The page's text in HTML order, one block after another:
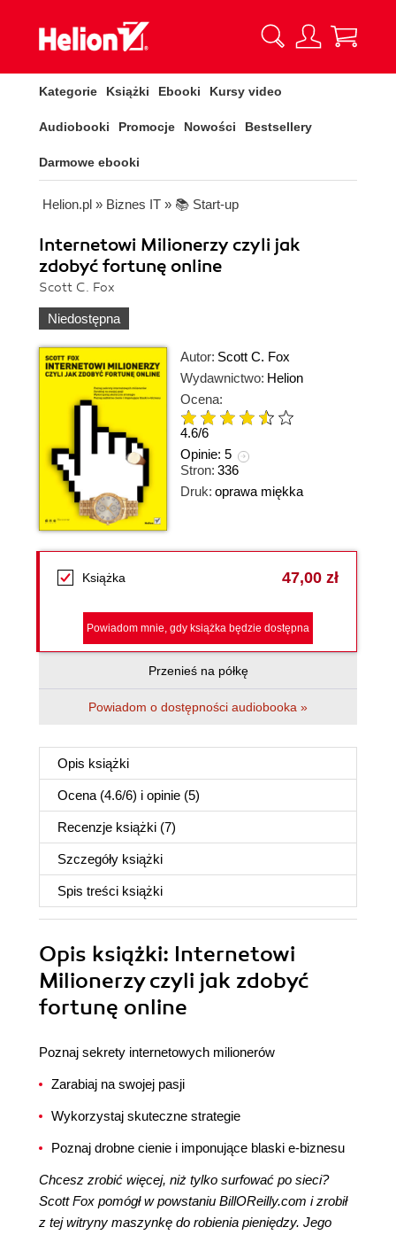
Kategorie Książki Ebooki Kursy video
Audiobooki Promocje Nowości Bestsellery
Darmowe ebooki
Helion.pl » Biznes IT » 📚 Start-up
Internetowi Milionerzy czyli jak
zdobyć fortunę online
Scott C. Fox
Niedostępna
Autor: Scott C. Fox
Wydawnictwo: Helion
Ocena:
4.6/6
Opinie: 5
Stron: 336
Druk: oprawa miękka
Książka 47,00 zł
Powiadom mnie, gdy książka będzie dostępna
Przenieś na półkę
Powiadom o dostępności audiobooka »
Opis książki
Ocena (4.6/6) i opinie (5)
Recenzje książki (7)
Szczegóły książki
Spis treści książki
Opis książki: Internetowi
Milionerzy czyli jak zdobyć
fortunę online
Poznaj sekrety internetowych milionerów
Zarabiaj na swojej pasji
Wykorzystaj skuteczne strategie
Poznaj drobne cienie i imponujące blaski e-biznesu
Chcesz zrobić więcej, niż tylko surfować po sieci?
Scott Fox pomógł w powstaniu BillOReilly.com i zrobił
z tej witryny maszynkę do robienia pieniędzy. Jego